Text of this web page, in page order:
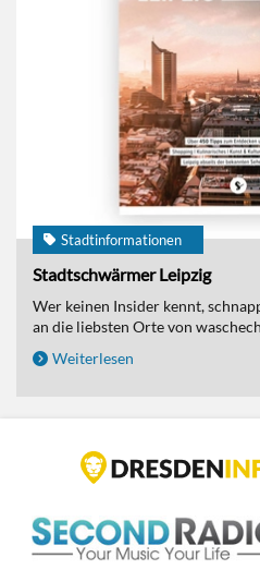
Stadtinformationen
Stadtschwärmer Leipzig
Wer keinen Insider kennt,
an die liebsten Orte von
Weiterlesen